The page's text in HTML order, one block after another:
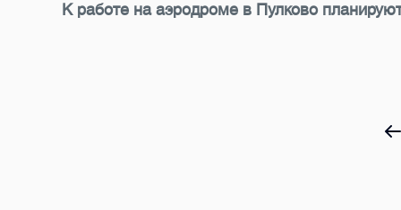
К работе на аэродроме в Пулково